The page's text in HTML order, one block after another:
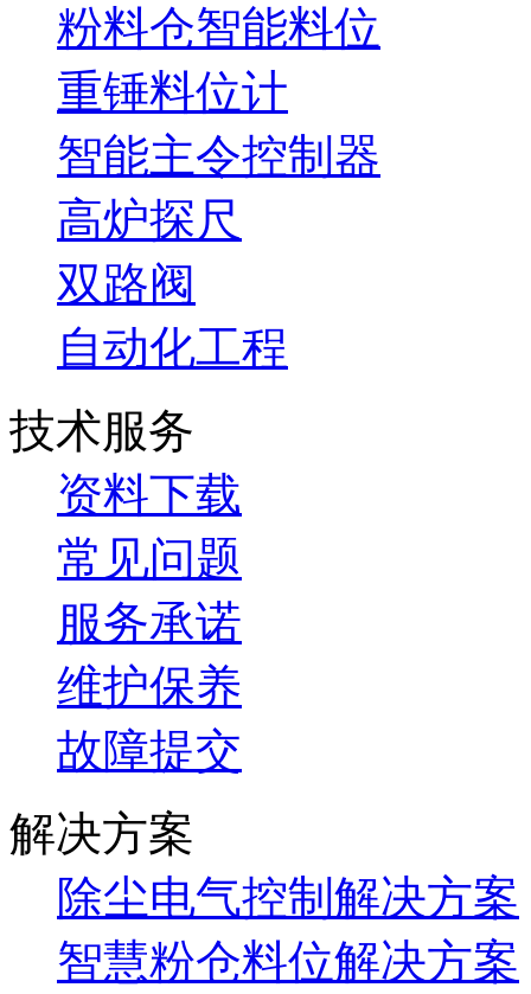
粉料仓智能料位
重锤料位计
智能主令控制器
高炉探尺
双路阀
自动化工程
技术服务
资料下载
常见问题
服务承诺
维护保养
故障提交
解决方案
除尘电气控制解决方案
智慧粉仓料位解决方案